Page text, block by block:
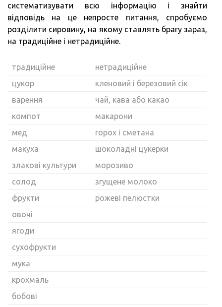
систематизувати всю інформацію і знайти
відповідь на це непросте питання, спробуємо
розділити сировину, на якому ставлять брагу зараз,
на традиційне і нетрадиційне.
традиційне
нетрадиційне
цукор
кленовий і березовий сік
варення
чай, кава або какао
компот
макарони
мед
горох і сметана
макуха
шоколадні цукерки
злакові культури
морозиво
солод
згущене молоко
фрукти
рожеві пелюстки
овочі
ягоди
сухофрукти
мука
крохмаль
бобові